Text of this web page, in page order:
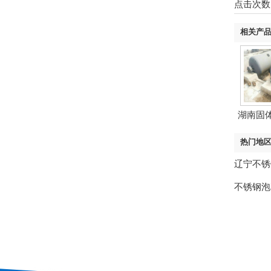
点击次
相关产品
湖南固
热门地
辽宁不
不锈钢